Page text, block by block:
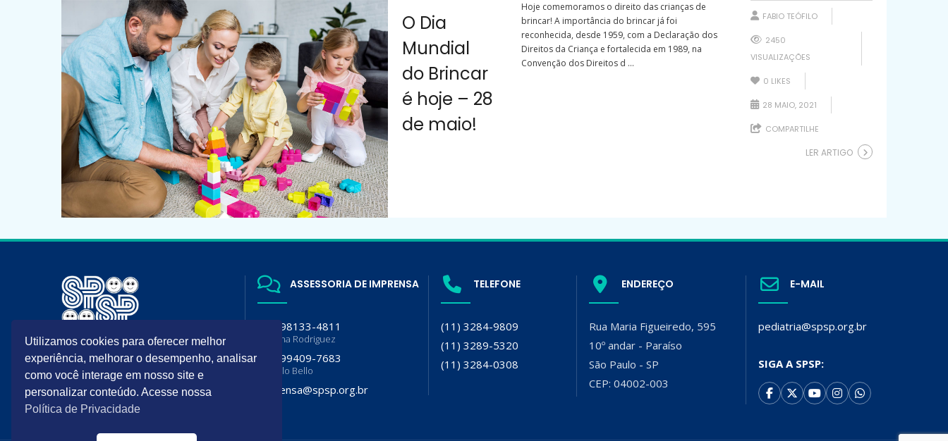
O Dia
Mundial
do Brincar
é hoje – 28
de maio!
Hoje comemoramos o direito das crianças de
brincar! A importância do brincar já foi
reconhecida, desde 1959, com a Declaração dos
Direitos da Criança e fortalecida em 1989, na
Convenção dos Direitos d ...
FABIO TEÓFILO
2450
VISUALIZAÇÕES
0 LIKES
28 MAIO, 2021
COMPARTILHE
LER ARTIGO
A SPSP é filiada da Sociedade
Brasileira de Pediatria (SBP) e
Departamento de Pediatria da
Associação Paulista de Medicina
(APM)
ASSESSORIA DE IMPRENSA
(11) 98133-4811
Luciana Rodriguez
(11) 99409-7683
Flavia lo Bello
imprensa@spsp.org.br
TELEFONE
(11) 3284-9809
(11) 3289-5320
(11) 3284-0308
ENDEREÇO
Rua Maria Figueiredo, 595
10º andar - Paraíso
São Paulo - SP
CEP: 04002-003
E-MAIL
pediatria@spsp.org.br
SIGA A SPSP:
Utilizamos cookies para oferecer melhor
experiência, melhorar o desempenho, analisar
como você interage em nosso site e
personalizar conteúdo. Acesse nossa
Política de Privacidade